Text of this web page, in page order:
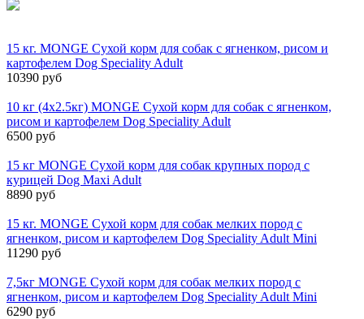
15 кг. MONGE Сухой корм для собак с ягненком, рисом и
картофелем Dog Speciality Adult
10390 руб
10 кг (4х2.5кг) MONGE Сухой корм для собак с ягненком,
рисом и картофелем Dog Speciality Adult
6500 руб
15 кг MONGE Сухой корм для собак крупных пород с
курицей Dog Maxi Adult
8890 руб
15 кг. MONGE Сухой корм для собак мелких пород с
ягненком, рисом и картофелем Dog Speciality Adult Mini
11290 руб
7,5кг MONGE Сухой корм для собак мелких пород с
ягненком, рисом и картофелем Dog Speciality Adult Mini
6290 руб